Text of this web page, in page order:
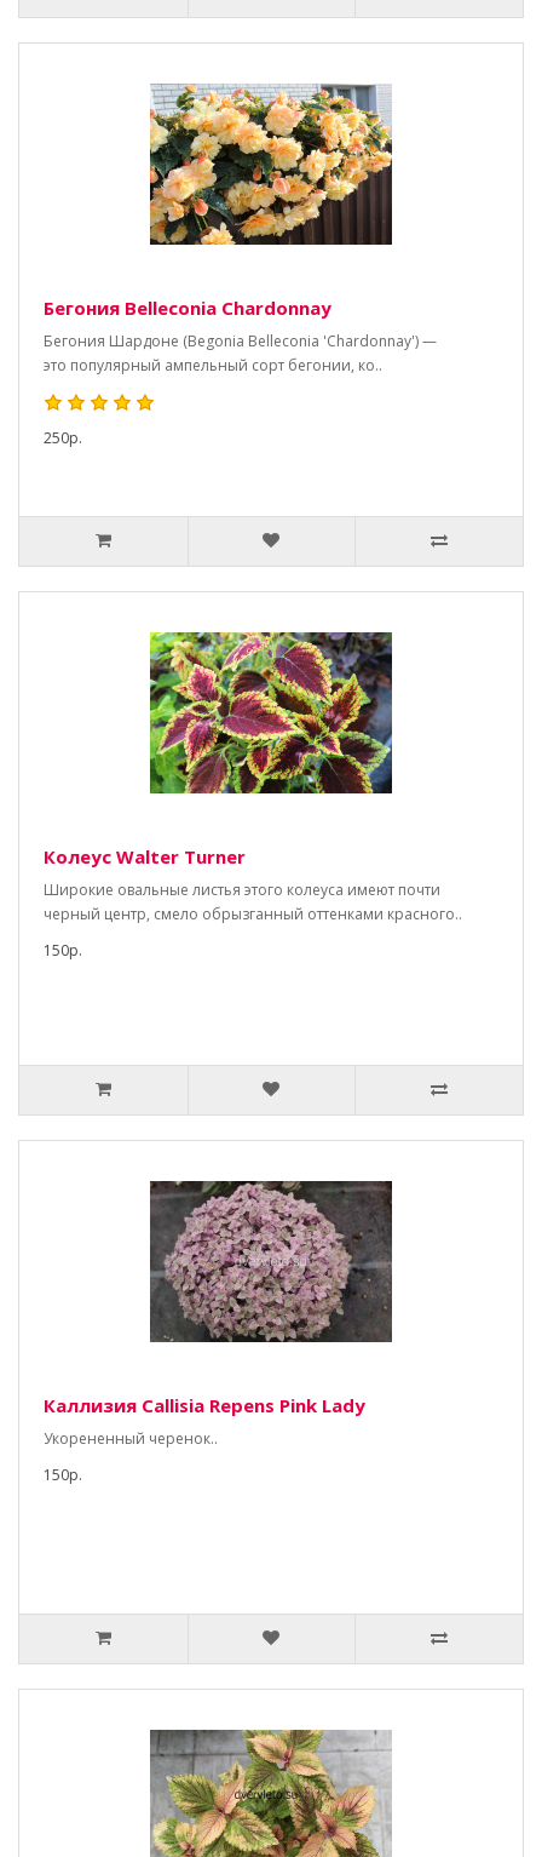
Бегония Belleconia Chardonnay
Бегония Шардоне (Begonia Belleconia 'Chardonnay') —
это популярный ампельный сорт бегонии, ко..
250р.
Колеус Walter Turner
Широкие овальные листья этого колеуса имеют почти
черный центр, смело обрызганный оттенками красного..
150р.
Каллизия Callisia Repens Pink Lady
Укорененный черенок..
150р.